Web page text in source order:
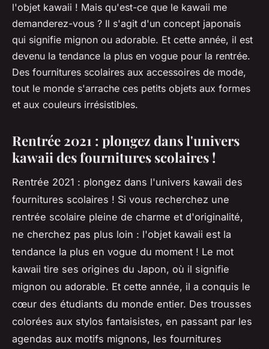
l'objet kawaii ! Mais qu'est-ce que le kawaii me
demanderez-vous ? Il s'agit d'un concept japonais
qui signifie mignon ou adorable. Et cette année, il est
devenu la tendance la plus en vogue pour la rentrée.
Des fournitures scolaires aux accessoires de mode,
tout le monde s'arrache ces petits objets aux formes
et aux couleurs irrésistibles.
Rentrée 2021 : plongez dans l'univers
kawaii des fournitures scolaires !
Rentrée 2021 : plongez dans l'univers kawaii des
fournitures scolaires ! Si vous recherchez une
rentrée scolaire pleine de charme et d'originalité,
ne cherchez pas plus loin : l'objet kawaii est la
tendance la plus en vogue du moment ! Le mot
kawaii tire ses origines du Japon, où il signifie
mignon ou adorable. Et cette année, il a conquis le
cœur des étudiants du monde entier. Des trousses
colorées aux stylos fantaisistes, en passant par les
agendas aux motifs mignons, les fournitures